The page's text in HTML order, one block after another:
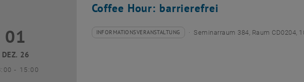
Coffee Hour: barrierefrei
Dezember 2026
01
DEZ. 26
- bis
15:00
Veranstaltungstyp:
INFORMATIONSVERANSTALTUNG
Veranstaltungsort: Seminarraum 384, Raum CD0204,